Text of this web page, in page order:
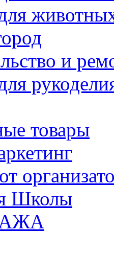
и
товары
Школы